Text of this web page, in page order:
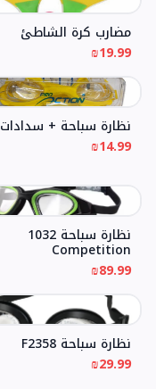
مضارب كرة الشاطئ
₪19.99
نظارة سباحة + سدادات
₪14.99
نظارة سباحة 1032
Competition
₪89.99
نظارة سباحة F2358
₪29.99